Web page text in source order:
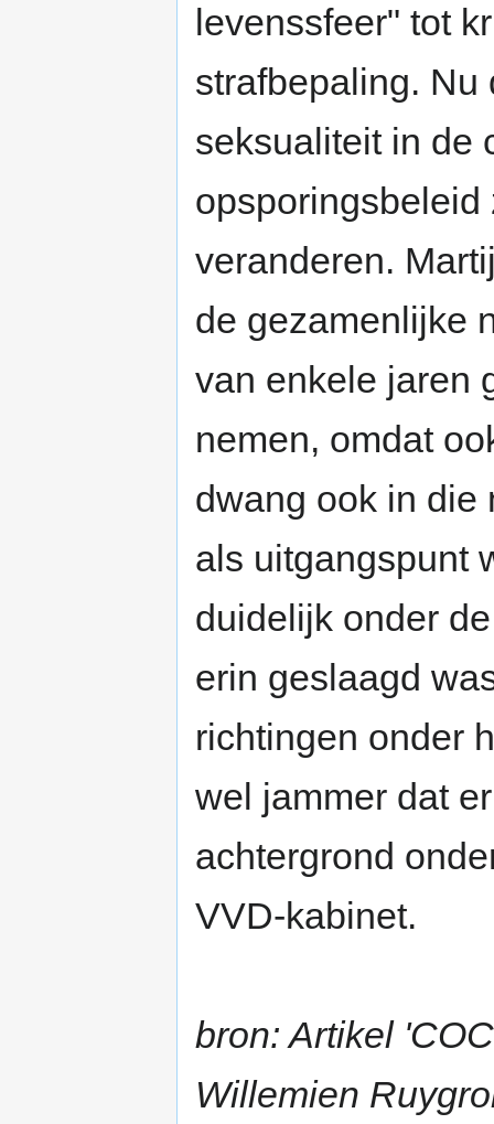
levenssfeer" tot
strafbepaling. Nu
seksualiteit in de
veranderen.
de gezamenlijke
van enkele jaren
nemen, omdat
dwang ook in die
als uitgangspunt
duidelijk onder
erin geslaagd
richtingen onder
wel jammer dat
achtergrond
VVD-kabinet.
bron: Artikel
Willemien